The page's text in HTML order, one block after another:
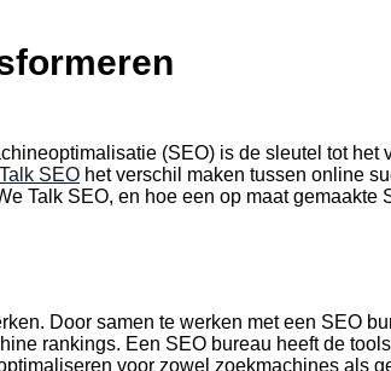
(SEO) is de sleutel tot het
SEO het verschil maken tussen online
Talk SEO, en hoe een op maat gemaakte
Door samen te werken met een SEO
rankings. Een SEO bureau heeft de
voor zowel zoekmachines als